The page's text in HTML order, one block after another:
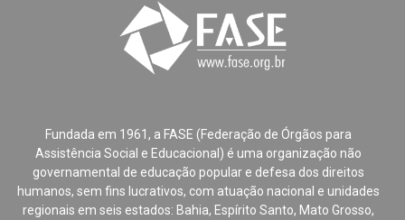
Fundada em 1961, a FASE (Federação de Órgãos para
Assistência Social e Educacional) é uma organização não
governamental de educação popular e defesa dos direitos
humanos, sem fins lucrativos, com atuação nacional e unidades
regionais em seis estados: Bahia, Espírito Santo, Mato Grosso,